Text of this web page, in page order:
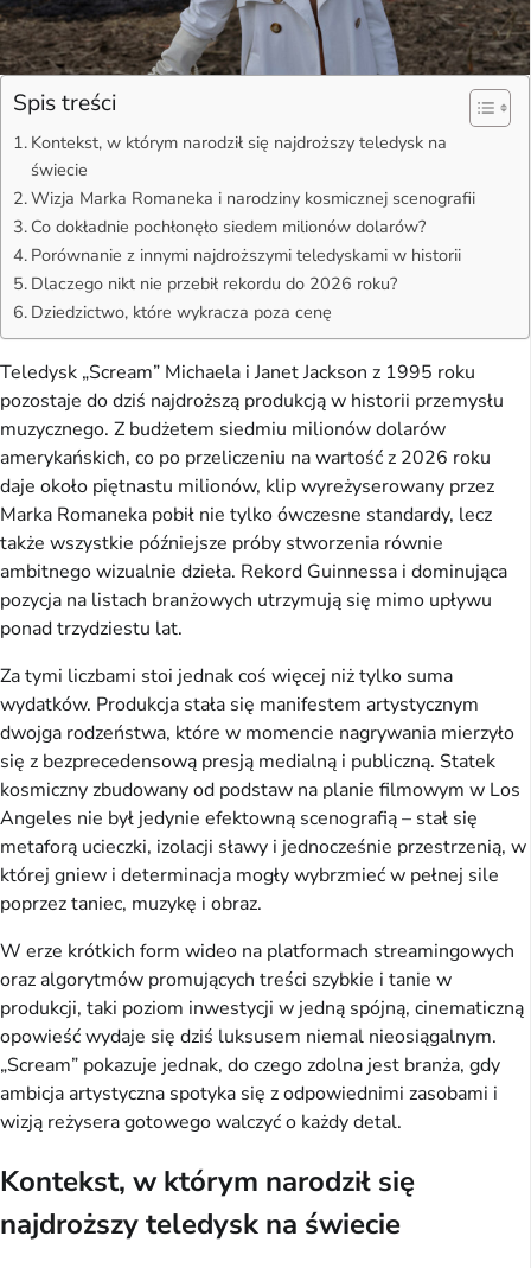
Spis treści
Kontekst, w którym narodził się najdroższy teledysk na
świecie
Wizja Marka Romaneka i narodziny kosmicznej scenografii
Co dokładnie pochłonęło siedem milionów dolarów?
Porównanie z innymi najdroższymi teledyskami w historii
Dlaczego nikt nie przebił rekordu do 2026 roku?
Dziedzictwo, które wykracza poza cenę
Teledysk „Scream” Michaela i Janet Jackson z 1995 roku
pozostaje do dziś najdroższą produkcją w historii przemysłu
muzycznego. Z budżetem siedmiu milionów dolarów
amerykańskich, co po przeliczeniu na wartość z 2026 roku
daje około piętnastu milionów, klip wyreżyserowany przez
Marka Romaneka pobił nie tylko ówczesne standardy, lecz
także wszystkie późniejsze próby stworzenia równie
ambitnego wizualnie dzieła. Rekord Guinnessa i dominująca
pozycja na listach branżowych utrzymują się mimo upływu
ponad trzydziestu lat.
Za tymi liczbami stoi jednak coś więcej niż tylko suma
wydatków. Produkcja stała się manifestem artystycznym
dwojga rodzeństwa, które w momencie nagrywania mierzyło
się z bezprecedensową presją medialną i publiczną. Statek
kosmiczny zbudowany od podstaw na planie filmowym w Los
Angeles nie był jedynie efektowną scenografią – stał się
metaforą ucieczki, izolacji sławy i jednocześnie przestrzenią, w
której gniew i determinacja mogły wybrzmieć w pełnej sile
poprzez taniec, muzykę i obraz.
W erze krótkich form wideo na platformach streamingowych
oraz algorytmów promujących treści szybkie i tanie w
produkcji, taki poziom inwestycji w jedną spójną, cinematiczną
opowieść wydaje się dziś luksusem niemal nieosiągalnym.
„Scream” pokazuje jednak, do czego zdolna jest branża, gdy
ambicja artystyczna spotyka się z odpowiednimi zasobami i
wizją reżysera gotowego walczyć o każdy detal.
Kontekst, w którym narodził się
najdroższy teledysk na świecie